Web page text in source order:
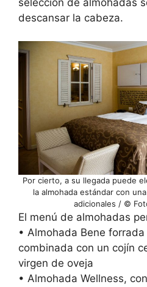
descansar la cabeza.
Por cierto, a su llegada puede
la almohada estándar con
adicionales / ©
El menú de almohadas
• Almohada Bene
combinada con un cojín
virgen de oveja
• Almohada Wellness,